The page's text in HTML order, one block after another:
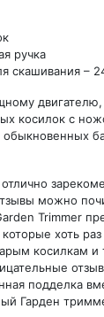
ручка
скашивания –
косилок с
обыкновенных
можно
Trimmer
хоть
косилкам
подделка
Гарден